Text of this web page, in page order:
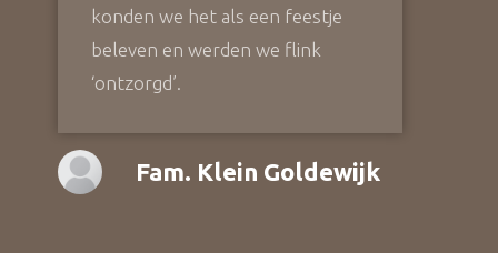
konden we het als een feestje
beleven en werden we flink
‘ontzorgd’.
Fam. Klein Goldewijk